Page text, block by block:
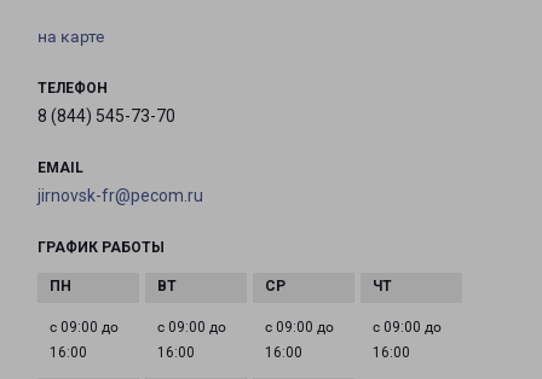
на карте
ТЕЛЕФОН
8 (844) 545-73-70
EMAIL
jirnovsk-fr@pecom.ru
ГРАФИК РАБОТЫ
с 09:00 до
16:00
с 09:00 до
16:00
с 09:00 до
16:00
с 09:00 до
16:00